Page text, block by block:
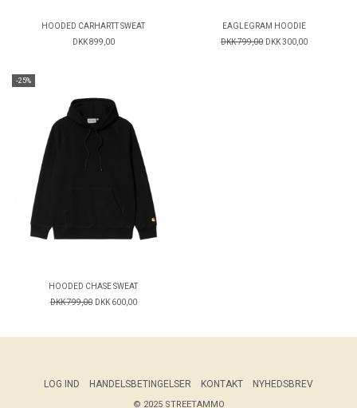
HOODED CARHARTT SWEAT
DKK 899,00
EAGLEGRAM HOODIE
DKK 799,00 DKK 300,00
-25%
HOODED CHASE SWEAT
DKK 799,00 DKK 600,00
LOG IND HANDELSBETINGELSER KONTAKT NYHEDSBREV
© 2025 STREETAMMO